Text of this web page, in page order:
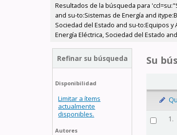
Resultados de la búsqueda para
and su-to:Sistemas de Energía and
Sociedad del Estado and su-to:Equipos y
Energía Eléctrica, Sociedad del Estado
Refinar su búsqueda
Disponibilidad
Limitar a ítems
actualmente
disponibles.
Autores
Su
1.